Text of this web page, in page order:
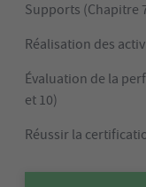
Supports (Chapitre
Réalisation des
Évaluation de la
et 10)
Réussir la